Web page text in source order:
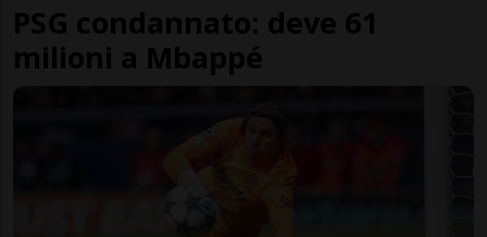
PSG condannato: deve 61
milioni a Mbappé